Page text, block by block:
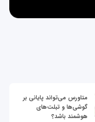
متاورس می‌تواند پایانی بر
گوشی‌ها و تبلت‌های
هوشمند باشد؟